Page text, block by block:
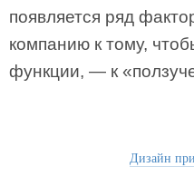
появляется ряд
компанию к тому,
функции, — к
Дизайн